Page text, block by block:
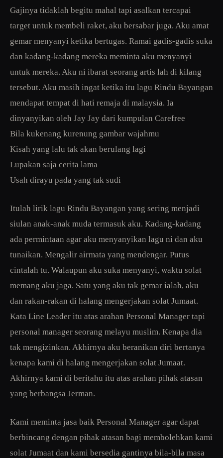
Gajinya tidaklah begitu mahal tapi asalkan tercapai
target untuk membeli raket, aku bersabar juga. Aku amat
gemar menyanyi ketika bertugas. Ramai gadis-gadis suka
dan kadang-kadang mereka meminta aku menyanyi
untuk mereka. Aku ni ibarat seorang artis lah di kilang
tersebut. Aku masih ingat ketika itu lagu Rindu Bayangan
mendapat tempat di hati remaja di malaysia. Ia
dinyanyikan oleh Jay Jay dari kumpulan Carefree
Bila kukenang kurenung gambar wajahmu
Kisah yang lalu tak akan berulang lagi
Lupakan saja cerita lama
Usah dirayu pada yang tak sudi
Itulah lirik lagu Rindu Bayangan yang sering menjadi
siulan anak-anak muda termasuk aku. Kadang-kadang
ada permintaan agar aku menyanyikan lagu ni dan aku
tunaikan. Mengalir airmata yang mendengar. Putus
cintalah tu. Walaupun aku suka menyanyi, waktu solat
memang aku jaga. Satu yang aku tak gemar ialah, aku
dan rakan-rakan di halang mengerjakan solat Jumaat.
Kata Line Leader itu atas arahan Personal Manager tapi
personal manager seorang melayu muslim. Kenapa dia
tak mengizinkan. Akhirnya aku beranikan diri bertanya
kenapa kami di halang mengerjakan solat Jumaat.
Akhirnya kami di beritahu itu atas arahan pihak atasan
yang berbangsa Jerman.
Kami meminta jasa baik Personal Manager agar dapat
berbincang dengan pihak atasan bagi membolehkan kami
solat Jumaat dan kami bersedia gantinya bila-bila masa